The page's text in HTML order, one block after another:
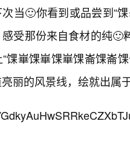
当🙂你看到或品尝到“
受那份来自食材的纯
馃崋馃崋馃崋馃崙馃崙
丽的风景线，绘就出属